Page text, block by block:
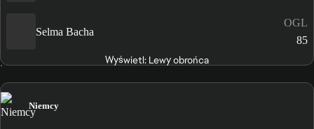
Selma Bacha
OGL
85
Wyświetl: Lewy obrońca
Niemcy